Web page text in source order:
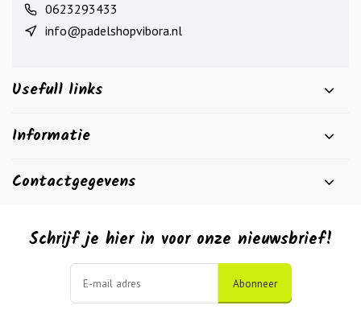
0623293433
info@padelshopvibora.nl
Usefull links
Informatie
Contactgegevens
Schrijf je hier in voor onze nieuwsbrief!
Abonneer